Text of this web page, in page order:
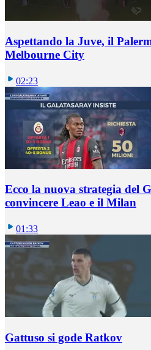
Aspettando la Juve, il
Melbourne City
02:23
Ecco la nuova strategia del
convincere Leao e il Milan
01:33
Gattuso si gode Ratkov